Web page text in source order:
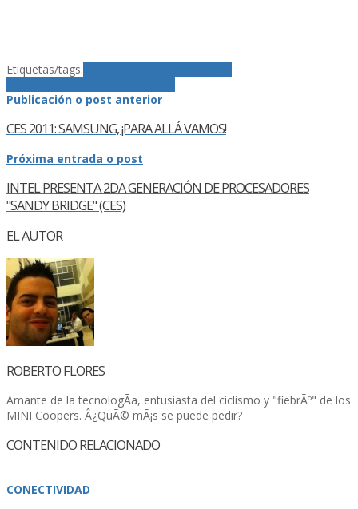
Etiquetas/tags:
Publicación o post anterior
CES 2011: SAMSUNG, ¡PARA ALLÁ VAMOS!
Próxima entrada o post
INTEL PRESENTA 2DA GENERACIÓN DE PROCESADORES
"SANDY BRIDGE" (CES)
EL AUTOR
ROBERTO FLORES
Amante de la tecnologÃ­a, entusiasta del ciclismo y "fiebrÃº" de los
MINI Coopers. Â¿QuÃ© mÃ¡s se puede pedir?
CONTENIDO RELACIONADO
CONECTIVIDAD